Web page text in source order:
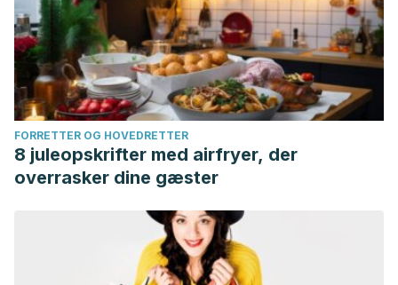
FORRETTER OG HOVEDRETTER
8 juleopskrifter med airfryer, der
overrasker dine gæster